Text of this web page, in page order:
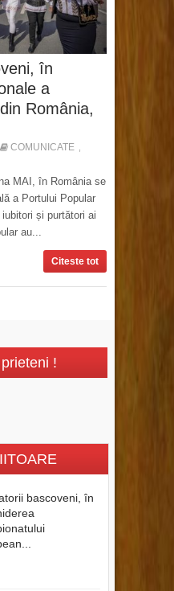
în
a
România,
COMUNICATE
MAI, în România se
a Portului Popular
și purtători ai
au...
Citeste tot
!
bascoveni, în